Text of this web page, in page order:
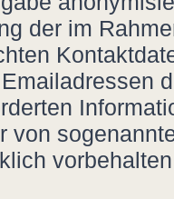
der im
von